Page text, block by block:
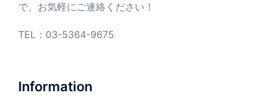
で、お気軽にご連絡ください！
TEL： 03-5364-9675
Information